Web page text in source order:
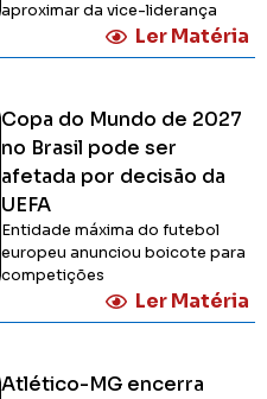
aproximar da vice-liderança
Ler Matéria
Copa do Mundo de 2027
no Brasil pode ser
afetada por decisão da
UEFA
Entidade máxima do futebol
europeu anunciou boicote para
competições
Ler Matéria
Atlético-MG encerra